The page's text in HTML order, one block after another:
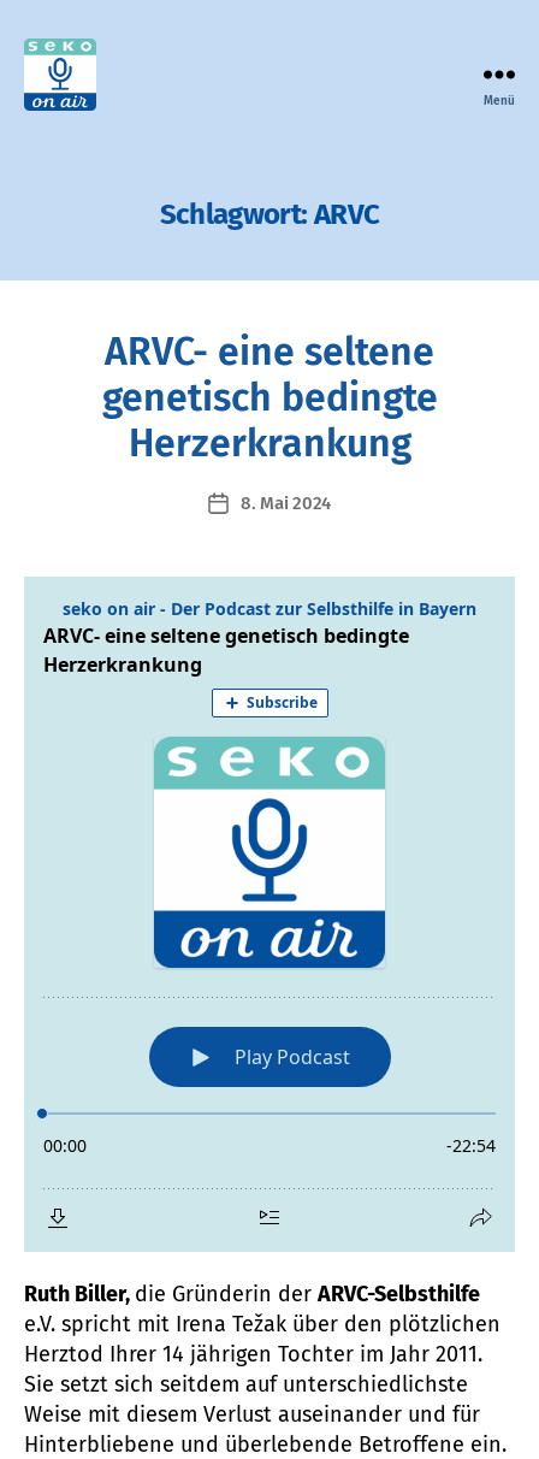
zur
Menü
Schlagwort: ARVC
ARVC- eine seltene
genetisch bedingte
Herzerkrankung
Veröffentlichungsdatum
8. Mai 2024
Ruth Biller, die Gründerin derARVC-Selbsthilfe
e.V. spricht mit Irena Težak über den plötzlichen
Herztod Ihrer 14 jährigen Tochter im Jahr 2011.
Sie setzt sich seitdem auf unterschiedlichste
Weise mit diesem Verlust auseinander und für
Hinterbliebene und überlebende Betroffene ein.